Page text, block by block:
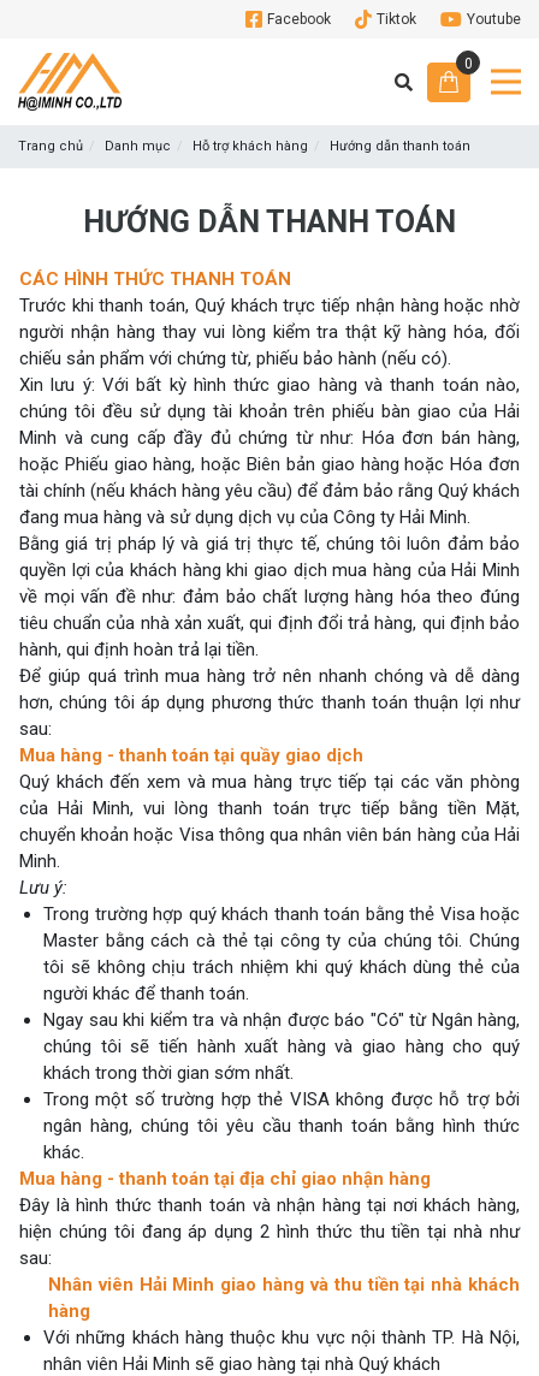
Facebook Tiktok Youtube
0
Trang chủ Danh mục Hỗ trợ khách hàng Hướng dẫn thanh toán
HƯỚNG DẪN THANH TOÁN
CÁC HÌNH THỨC THANH TOÁN
Trước khi thanh toán, Quý khách trực tiếp nhận hàng hoặc nhờ
người nhận hàng thay vui lòng kiểm tra thật kỹ hàng hóa, đối
chiếu sản phẩm với chứng từ, phiếu bảo hành (nếu có).
Xin lưu ý: Với bất kỳ hình thức giao hàng và thanh toán nào,
chúng tôi đều sử dụng tài khoản trên phiếu bàn giao của Hải
Minh và cung cấp đầy đủ chứng từ như: Hóa đơn bán hàng,
hoặc Phiếu giao hàng, hoặc Biên bản giao hàng hoặc Hóa đơn
tài chính (nếu khách hàng yêu cầu) để đảm bảo rằng Quý khách
đang mua hàng và sử dụng dịch vụ của Công ty Hải Minh.
Bằng giá trị pháp lý và giá trị thực tế, chúng tôi luôn đảm bảo
quyền lợi của khách hàng khi giao dịch mua hàng của Hải Minh
về mọi vấn đề như: đảm bảo chất lượng hàng hóa theo đúng
tiêu chuẩn của nhà xản xuất, qui định đổi trả hàng, qui định bảo
hành, qui định hoàn trả lại tiền.
Để giúp quá trình mua hàng trở nên nhanh chóng và dễ dàng
hơn, chúng tôi áp dụng phương thức thanh toán thuận lợi như
sau:
Mua hàng - thanh toán tại quầy giao dịch
Quý khách đến xem và mua hàng trực tiếp tại các văn phòng
của Hải Minh, vui lòng thanh toán trực tiếp bằng tiền Mặt,
chuyển khoản hoặc Visa thông qua nhân viên bán hàng của Hải
Minh.
Lưu ý:
Trong trường hợp quý khách thanh toán bằng thẻ Visa hoặc
Master bằng cách cà thẻ tại công ty của chúng tôi. Chúng
tôi sẽ không chịu trách nhiệm khi quý khách dùng thẻ của
người khác để thanh toán.
Ngay sau khi kiểm tra và nhận được báo "Có" từ Ngân hàng,
chúng tôi sẽ tiến hành xuất hàng và giao hàng cho quý
khách trong thời gian sớm nhất.
Trong một số trường hợp thẻ VISA không được hỗ trợ bởi
ngân hàng, chúng tôi yêu cầu thanh toán bằng hình thức
khác.
Mua hàng - thanh toán tại địa chỉ giao nhận hàng
Đây là hình thức thanh toán và nhận hàng tại nơi khách hàng,
hiện chúng tôi đang áp dụng 2 hình thức thu tiền tại nhà như
sau:
Nhân viên Hải Minh giao hàng và thu tiền tại nhà khách
hàng
Với những khách hàng thuộc khu vực nội thành TP. Hà Nội,
nhân viên Hải Minh sẽ giao hàng tại nhà Quý khách